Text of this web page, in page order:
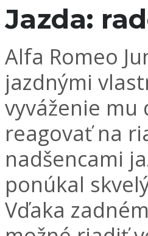
Jazda:
Alfa Romeo
jazdnými
vyváženie
reagovať na
nadšencami
ponúkal
Vďaka